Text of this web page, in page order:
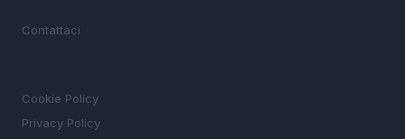
Contattaci
Cookie Policy
Privacy Policy